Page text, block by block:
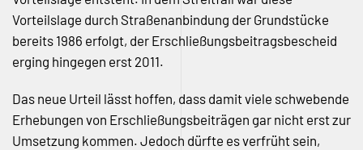
Vorteilslage durch Straßenanbindung der Grundstücke
bereits 1986 erfolgt, der Erschließungsbeitragsbescheid
erging hingegen erst 2011.
Das neue Urteil lässt hoffen, dass damit viele schwebende
Erhebungen von Erschließungsbeiträgen gar nicht erst zur
Umsetzung kommen. Jedoch dürfte es verfrüht sein,